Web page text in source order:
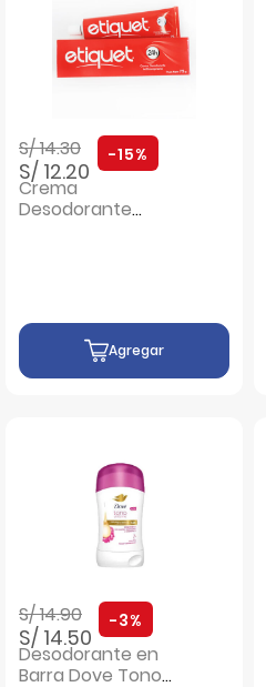
Precio rebajado de
S/ 14.30a
S/ 12.20
-15%
Crema
Desodorante
Agregar
Precio rebajado de
S/ 14.90a
S/ 14.50
-3%
Desodorante en
Barra Dove Tono